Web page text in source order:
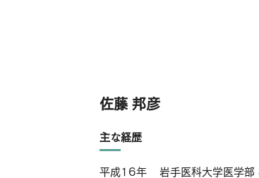
佐藤 邦彦
主な経歴
平成16年
岩手医科大学医学部